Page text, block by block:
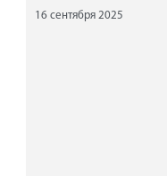
16 сентября 2025